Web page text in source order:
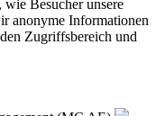
Besucher unsere
anonyme Informationen
Zugriffsbereich und